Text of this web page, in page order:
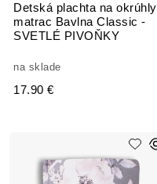
Detská plachta na okrúhly
matrac Bavlna Classic -
SVETLÉ PIVOŇKY
na sklade
17.90 €